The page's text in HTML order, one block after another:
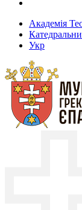
Академія
Укр